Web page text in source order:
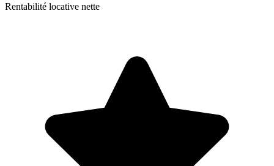
Rentabilité locative nette